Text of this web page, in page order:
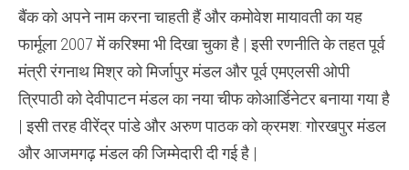
बैंक को अपने नाम करना चाहती हैं और कमोवेश मायावती का यह
फार्मूला 2007 में करिश्मा भी दिखा चुका है | इसी रणनीति के तहत पूर्व
मंत्री रंगनाथ मिश्र को मिर्जापुर मंडल और पूर्व एमएलसी ओपी
त्रिपाठी को देवीपाटन मंडल का नया चीफ कोआर्डिनेटर बनाया गया है
| इसी तरह वीरेंद्र पांडे और अरुण पाठक को क्रमश: गोरखपुर मंडल
और आजमगढ़ मंडल की जिम्मेदारी दी गई है |